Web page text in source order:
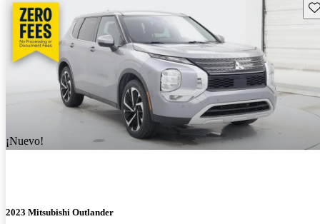
¡Nuevo!
2023 Mitsubishi Outlander